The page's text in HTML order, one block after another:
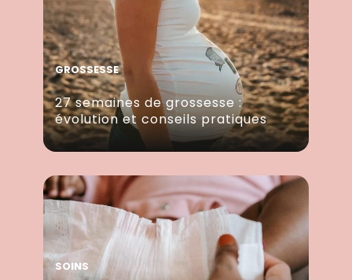
GROSSESSE
27 semaines de grossesse :
évolution et conseils pratiques
SOINS